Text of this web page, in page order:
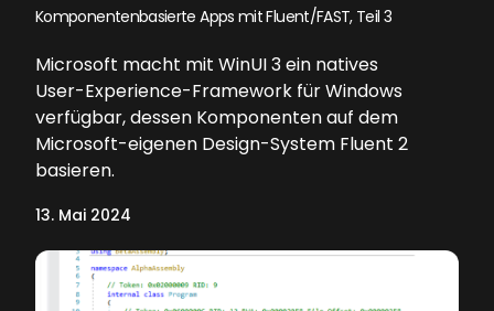
Komponentenbasierte Apps mit Fluent/FAST, Teil 3
Microsoft macht mit WinUI 3 ein natives
User-Experience-Framework für Windows
verfügbar, dessen Komponenten auf dem
Microsoft-eigenen Design-System Fluent 2
basieren.
13. Mai 2024